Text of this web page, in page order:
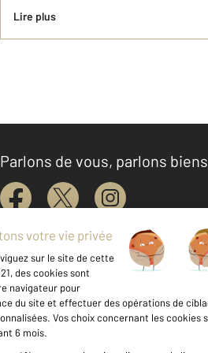
Lire plus
Parlons de vous, parlons biens
Votre agence est notée